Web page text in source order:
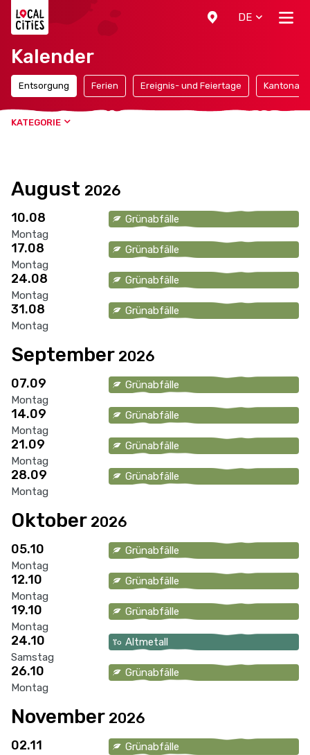
DE
Kalender
Entsorgung Ferien Ereignis- und Feiertage Kantonale
KATEGORIE
August 2026
10.08
Montag
Grünabfälle
17.08
Montag
Grünabfälle
24.08
Montag
Grünabfälle
31.08
Montag
Grünabfälle
September 2026
07.09
Montag
Grünabfälle
14.09
Montag
Grünabfälle
21.09
Montag
Grünabfälle
28.09
Montag
Grünabfälle
Oktober 2026
05.10
Montag
Grünabfälle
12.10
Montag
Grünabfälle
19.10
Montag
Grünabfälle
24.10
Samstag
Altmetall
26.10
Montag
Grünabfälle
November 2026
02.11 Grünabfälle